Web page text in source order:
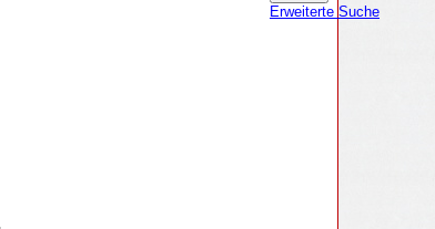
Erweiterte Suche